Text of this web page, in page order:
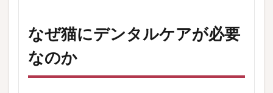
なぜ猫にデンタルケアが必要
なのか